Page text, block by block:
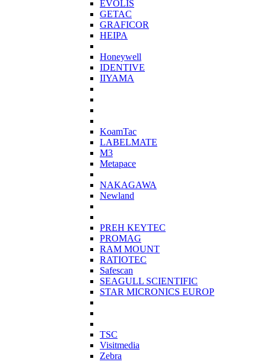
EVOLIS
GETAC
GRAFICOR
HEIPA
Honeywell
IDENTIVE
IIYAMA
KoamTac
LABELMATE
M3
Metapace
NAKAGAWA
Newland
PREH KEYTEC
PROMAG
RAM MOUNT
RATIOTEC
Safescan
SEAGULL SCIENTIFIC
STAR MICRONICS EUROP
TSC
Visitmedia
Zebra